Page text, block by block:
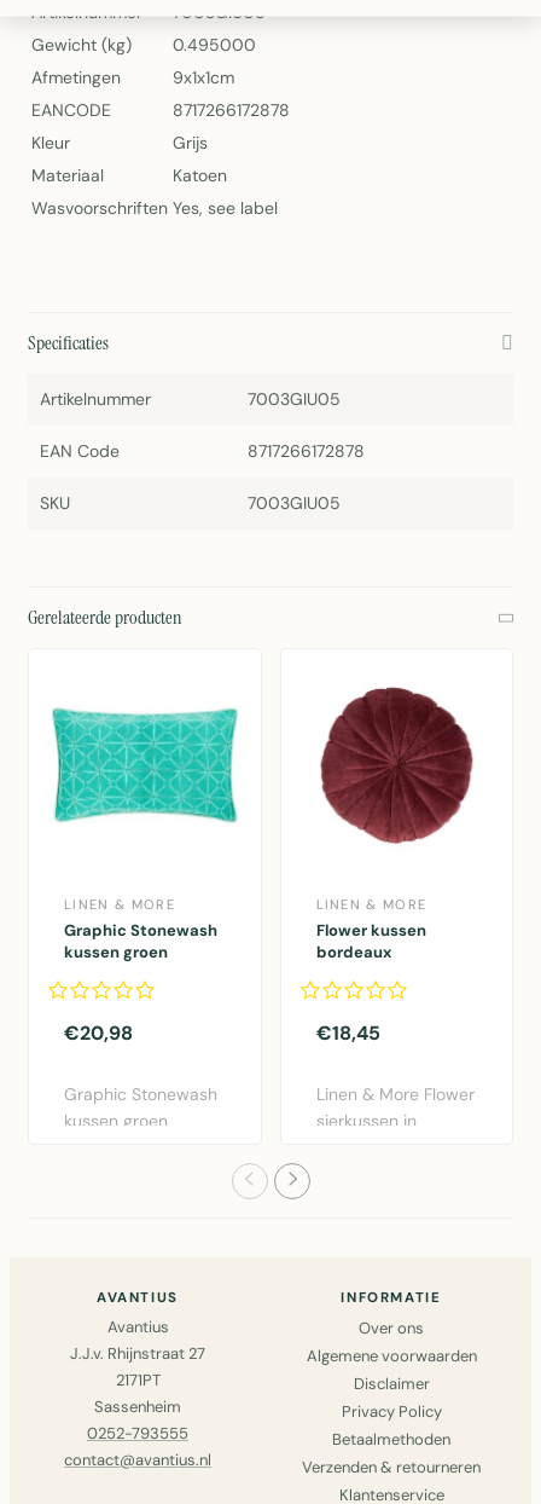
Artikelnummer
7003GIU05
Gewicht (kg)
0.495000
Afmetingen
9x1x1cm
EANCODE
8717266172878
Kleur
Grijs
Materiaal
Katoen
Wasvoorschriften Yes, see label
Specificaties
Artikelnummer 7003GIU05
EAN Code 8717266172878
SKU 7003GIU05
Gerelateerde producten
LINEN & MORE
Graphic Stonewash
kussen groen
€20,98
Graphic Stonewash
kussen groen
LINEN & MORE
Flower kussen
bordeaux
€18,45
Linen & More Flower
sierkussen in
AVANTIUS
Avantius
J.J.v. Rhijnstraat 27
2171PT
Sassenheim
0252-793555
contact@avantius.nl
INFORMATIE
Over ons
Algemene voorwaarden
Disclaimer
Privacy Policy
Betaalmethoden
Verzenden & retourneren
Klantenservice